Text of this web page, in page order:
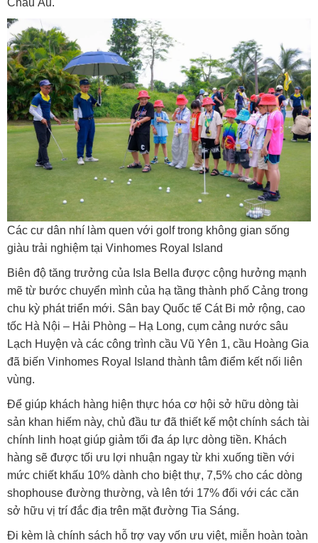
Châu Âu.
Các cư dân nhí làm quen với golf trong không gian sống
giàu trải nghiệm tại Vinhomes Royal Island
Biên độ tăng trưởng của Isla Bella được cộng hưởng mạnh
mẽ từ bước chuyển mình của hạ tầng thành phố Cảng trong
chu kỳ phát triển mới. Sân bay Quốc tế Cát Bi mở rộng, cao
tốc Hà Nội – Hải Phòng – Hạ Long, cụm cảng nước sâu
Lạch Huyện và các công trình cầu Vũ Yên 1, cầu Hoàng Gia
đã biến Vinhomes Royal Island thành tâm điểm kết nối liên
vùng.
Để giúp khách hàng hiện thực hóa cơ hội sở hữu dòng tài
sản khan hiếm này, chủ đầu tư đã thiết kế một chính sách tài
chính linh hoạt giúp giảm tối đa áp lực dòng tiền. Khách
hàng sẽ được tối ưu lợi nhuận ngay từ khi xuống tiền với
mức chiết khấu 10% dành cho biệt thự, 7,5% cho các dòng
shophouse đường thường, và lên tới 17% đối với các căn
sở hữu vị trí đắc địa trên mặt đường Tia Sáng.
Đi kèm là chính sách hỗ trợ vay vốn ưu việt, miễn hoàn toàn